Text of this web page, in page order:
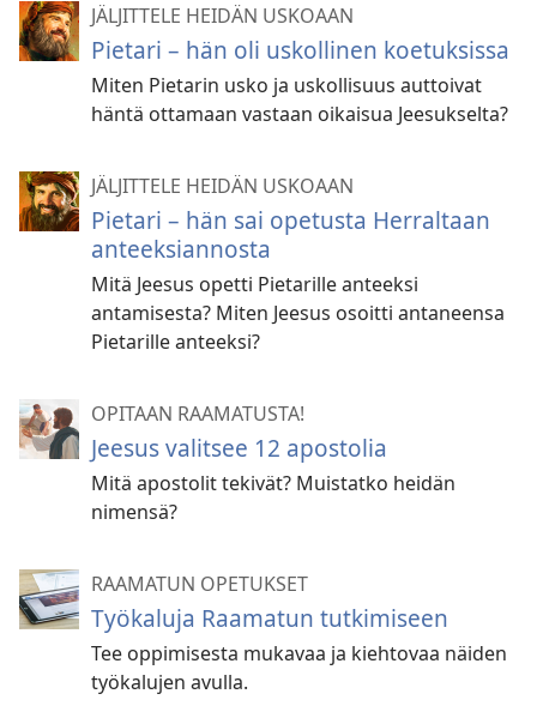
JÄLJITTELE HEIDÄN USKOAAN
Pietari – hän oli uskollinen koetuksissa
Miten Pietarin usko ja uskollisuus auttoivat
häntä ottamaan vastaan oikaisua Jeesukselta?
JÄLJITTELE HEIDÄN USKOAAN
Pietari – hän sai opetusta Herraltaan
anteeksiannosta
Mitä Jeesus opetti Pietarille anteeksi
antamisesta? Miten Jeesus osoitti antaneensa
Pietarille anteeksi?
OPITAAN RAAMATUSTA!
Jeesus valitsee 12 apostolia
Mitä apostolit tekivät? Muistatko heidän
nimensä?
RAAMATUN OPETUKSET
Työkaluja Raamatun tutkimiseen
Tee oppimisesta mukavaa ja kiehtovaa näiden
työkalujen avulla.